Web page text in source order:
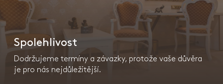
Spolehlivost
Dodržujeme termíny a závazky, protože vaše důvěra
je pro nás nejdůležitější.